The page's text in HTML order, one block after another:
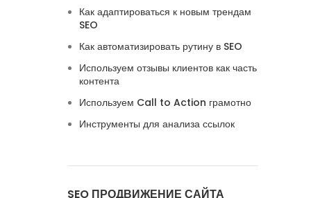
Как адаптироваться к новым трендам
SEO
Как автоматизировать рутину в SEO
Используем отзывы клиентов как часть
контента
Используем Call to Action грамотно
Инструменты для анализа ссылок
SEO ПРОДВИЖЕНИЕ САЙТА